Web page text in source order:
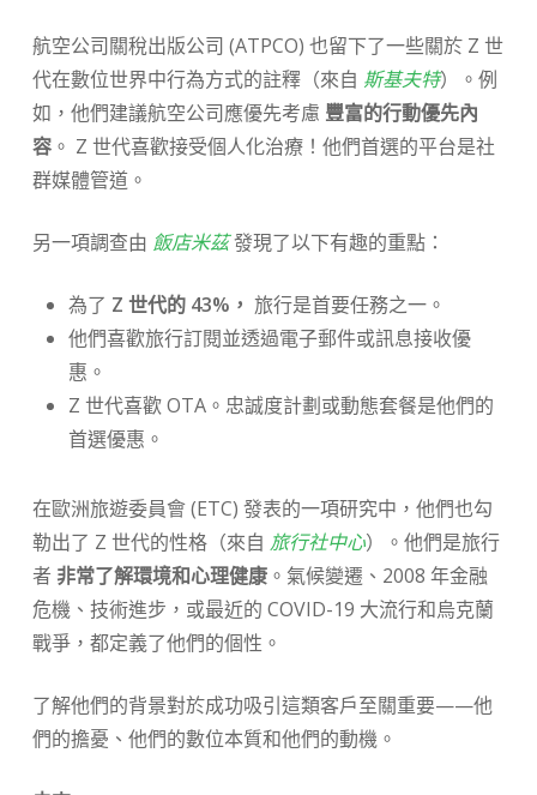
航空公司關稅出版公司 (ATPCO) 也留下了一些關於 Z 世
代在數位世界中行為方式的註釋（來自 斯基夫特）。例
如，他們建議航空公司應優先考慮 豐富的行動優先內
容。 Z 世代喜歡接受個人化治療！他們首選的平台是社
群媒體管道。
另一項調查由 飯店米茲發現了以下有趣的重點：
為了 Z 世代的 43%， 旅行是首要任務之一。
他們喜歡旅行訂閱並透過電子郵件或訊息接收優
惠。
Z 世代喜歡 OTA。忠誠度計劃或動態套餐是他們的
首選優惠。
在歐洲旅遊委員會 (ETC) 發表的一項研究中，他們也勾
勒出了 Z 世代的性格（來自 旅行社中心）。他們是旅行
者 非常了解環境和心理健康。氣候變遷、2008 年金融
危機、技術進步，或最近的 COVID-19 大流行和烏克蘭
戰爭，都定義了他們的個性。
了解他們的背景對於成功吸引這類客戶至關重要——他
們的擔憂、他們的數位本質和他們的動機。